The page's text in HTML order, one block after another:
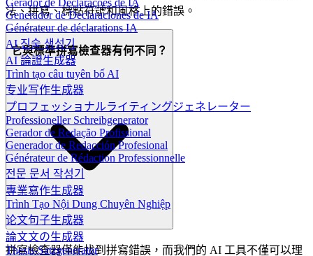
Gerador de Declarações de IA
Generador de Declaraciones de IA
Générateur de déclarations IA
AI 진술 생성기
AI 論證生成器
Trình tạo câu tuyên bố AI
专业写作生成器
プロフェッショナルライティングジェネレーター
Professioneller Schreibgenerator
Gerador de Redação Profissional
Generador de Redacción Profesional
Générateur de Rédaction Professionnelle
전문 문서 작성기
專業寫作生成器
Trình Tạo Nội Dung Chuyên Nghiệp
论文句子生成器
論文文の生成器
Thesis-Satzgenerator
法、拼寫、標點符號和風格上的錯誤。
它與標準拼寫檢查器有何不同？
拼寫檢查器僅能找到拼寫錯誤，而我們的 AI 工具不僅可以理